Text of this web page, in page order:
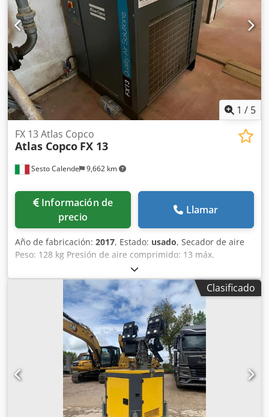
1 / 5
Sesto Calende 9,662 km
FX 13 Atlas Copco
Atlas Copco FX 13
Información de
precio
Llamar
Año de fabricación: 2017, Estado: usado, Secador de aire
Peso: 128 kg Presión de aire comprimido: 13 máx.
Temperatura ambiente: 46 °C máx. Crsdpfxow Da Ens Al
Tsf
Clasificado